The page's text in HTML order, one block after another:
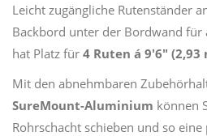
Leicht zugängliche Rutenständer
Backbord unter der Bordwand für
hat Platz für 4 Ruten á 9'6" (2,93
Mit den abnehmbaren
SureMount-Aluminium können
Rohrschacht schieben und so